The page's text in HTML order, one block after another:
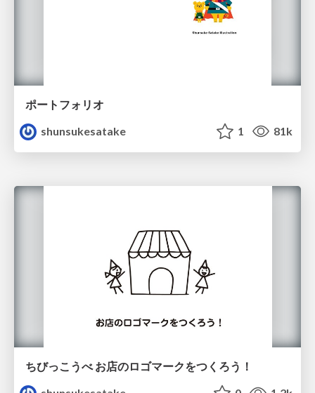
ポートフォリオ
shunsukesatake
1 81k
ちびっこうべ お店のロゴマークをつくろう！